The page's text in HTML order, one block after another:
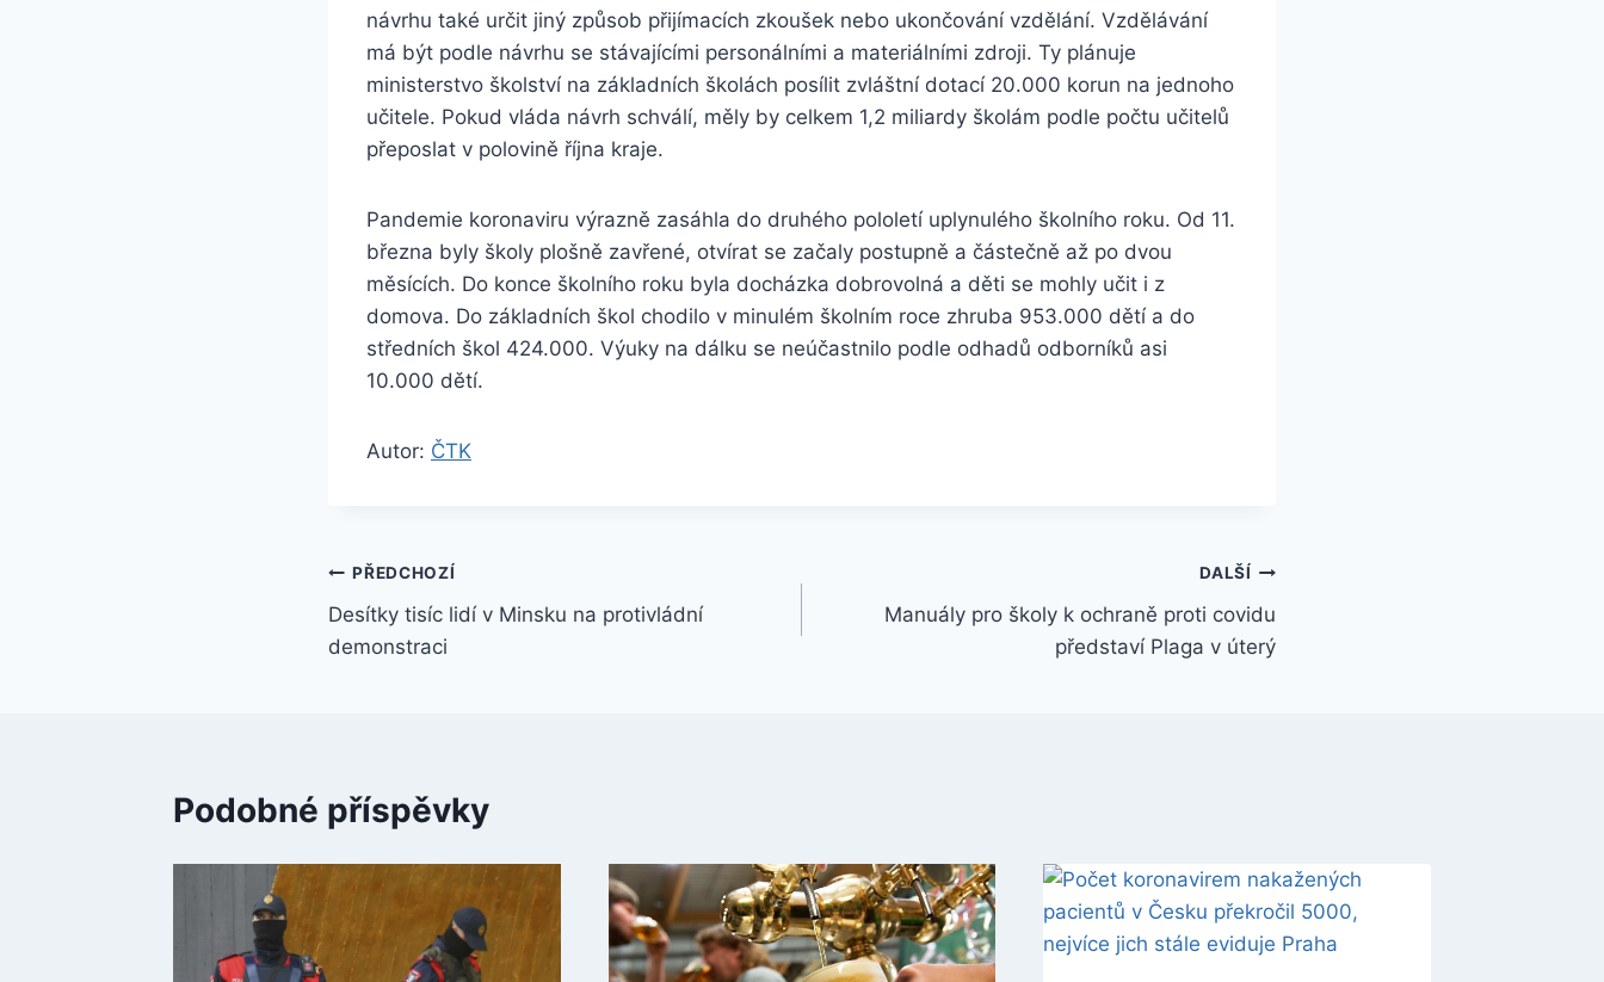
návrhu také určit jiný způsob přijímacích zkoušek nebo ukončování vzdělání. Vzdělávání
má být podle návrhu se stávajícími personálními a materiálními zdroji. Ty plánuje
ministerstvo školství na základních školách posílit zvláštní dotací 20.000 korun na jednoho
učitele. Pokud vláda návrh schválí, měly by celkem 1,2 miliardy školám podle počtu učitelů
přeposlat v polovině října kraje.
Pandemie koronaviru výrazně zasáhla do druhého pololetí uplynulého školního roku. Od 11.
března byly školy plošně zavřené, otvírat se začaly postupně a částečně až po dvou
měsících. Do konce školního roku byla docházka dobrovolná a děti se mohly učit i z
domova. Do základních škol chodilo v minulém školním roce zhruba 953.000 dětí a do
středních škol 424.000. Výuky na dálku se neúčastnilo podle odhadů odborníků asi
10.000 dětí.
Autor: ČTK
Navigace
pro
PŘEDCHOZÍ
Desítky tisíc lidí v Minsku na protivládní
demonstraci
DALŠÍ
Manuály pro školy k ochraně proti covidu
představí Plaga v úterý
Podobné příspěvky